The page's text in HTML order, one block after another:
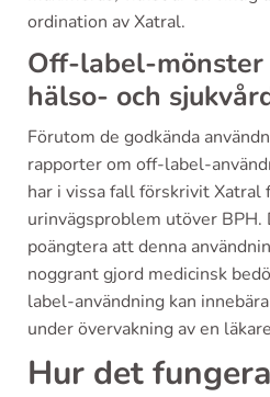
ordination av Xatral.
Off-label-mönster
hälso- och
Förutom de godkända
rapporter om off-label-
har i vissa fall förskrivit Xatral
urinvägsproblem utöver
poängtera att denna
noggrant gjord medicinsk
label-användning kan
under övervakning av en
Hur det